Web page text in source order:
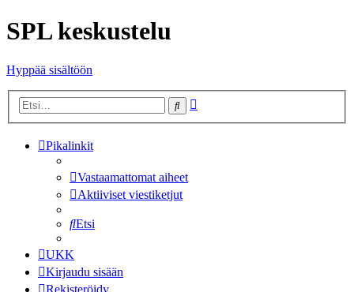
SPL keskustelu
Hyppää sisältöön
Etsi
Pikalinkit
Vastaamattomat aiheet
Aktiiviset viestiketjut
Etsi
UKK
Kirjaudu sisään